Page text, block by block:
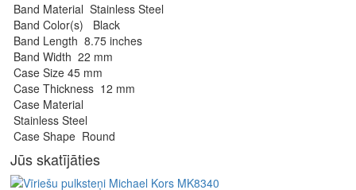
Band Material Stainless Steel
Band Color(s) Black
Band Length 8.75 inches
Band Width 22 mm
Case Size 45 mm
Case Thickness 12 mm
Case Material
Stainless Steel
Case Shape Round
Jūs skatījāties